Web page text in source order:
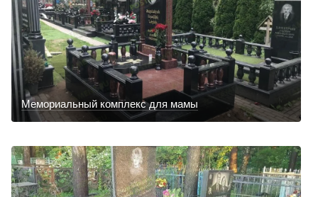
Мемориальный комплекс для мамы